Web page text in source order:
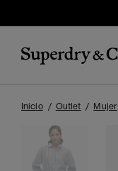
Inicio Outlet Mujer